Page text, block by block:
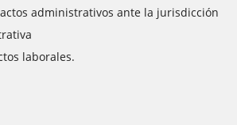
administrativos ante la jurisdicción
laborales.